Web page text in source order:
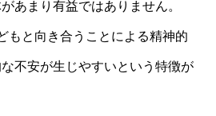
あまり有益ではありません。
もと向き合うことによる精神的
不安が生じやすいという特徴が